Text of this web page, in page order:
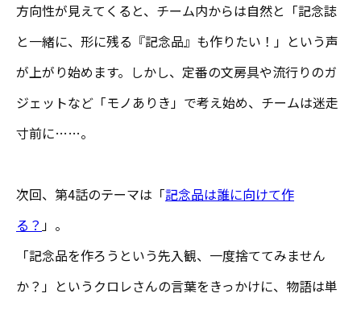
方向性が見えてくると、チーム内からは自然と「記念誌
と一緒に、形に残る『記念品』も作りたい！」という声
が上がり始めます。しかし、定番の文房具や流行りのガ
ジェットなど「モノありき」で考え始め、チームは迷走
寸前に……。
次回、第4話のテーマは「記念品は誰に向けて作
る？ 」。
「記念品を作ろうという先入観、一度捨ててみません
か？」というクロレさんの言葉をきっかけに、物語は単